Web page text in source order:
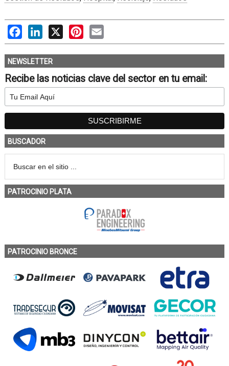
FacebookLinkedIn Pinterest
NEWSLETTER
Recibe las noticias clave del sector en tu email:
BUSCADOR
PATROCINIO PLATA
PATROCINIO BRONCE